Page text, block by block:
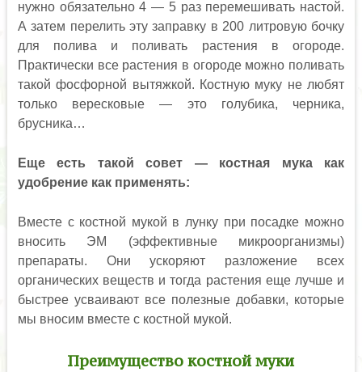
нужно обязательно 4 — 5 раз перемешивать настой.
А затем перелить эту заправку в 200 литровую бочку
для полива и поливать растения в огороде.
Практически все растения в огороде можно поливать
такой фосфорной вытяжкой. Костную муку не любят
только вересковые — это голубика, черника,
брусника…
Еще есть такой совет — костная мука как
удобрение как применять:
Вместе с костной мукой в лунку при посадке можно
вносить ЭМ (эффективные микроорганизмы)
препараты. Они ускоряют разложение всех
органических веществ и тогда растения еще лучше и
быстрее усваивают все полезные добавки, которые
мы вносим вместе с костной мукой.
Преимущество костной муки